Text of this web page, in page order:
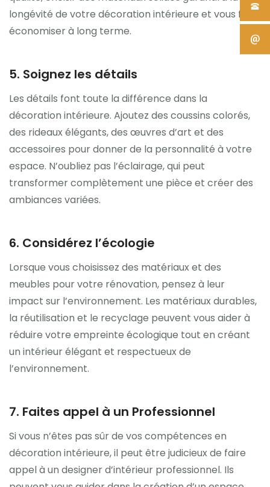
longévité de votre décoration intérieure et vous fera
économiser à long terme.
5. Soignez les détails
Les détails font toute la différence dans la
décoration intérieure. Ajoutez des coussins colorés,
des rideaux élégants, des œuvres d’art et des
accessoires pour donner de la personnalité à votre
espace. N’oubliez pas l’éclairage, qui peut
transformer complètement une pièce et créer des
ambiances variées.
6. Considérez l’écologie
Lorsque vous choisissez des matériaux et des
meubles pour votre rénovation, pensez à leur
impact sur l’environnement. Les matériaux durables,
la réutilisation et le recyclage peuvent vous aider à
réduire votre empreinte écologique tout en créant
un intérieur élégant et respectueux de
l’environnement.
7. Faites appel à un Professionnel
Si vous n’êtes pas sûr de vos compétences en
décoration intérieure, il peut être judicieux de faire
appel à un designer d’intérieur professionnel. Ils